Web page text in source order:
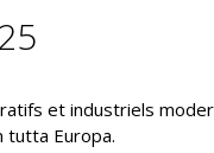
et industriels
tutta Europa.